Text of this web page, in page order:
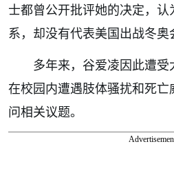
士都曾公开批评她的决定，
系，却没有代表美国出战冬奥
多年来，谷爱凌因此遭
在校园内遭遇肢体骚扰和死
问相关议题。